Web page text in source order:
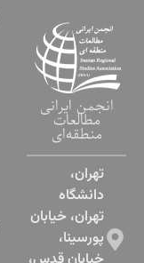
انجمن ایرانی
مطالعات
منطقه‌ای
تهران،
دانشگاه
تهران، خیابان
پورسینا،